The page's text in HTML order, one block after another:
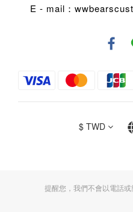
E - mail：
$ TWD
提醒您，我們不會以電話或